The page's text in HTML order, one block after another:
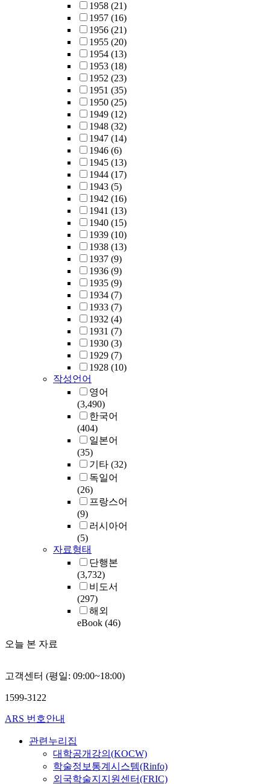
1958 (21)
1957 (16)
1956 (21)
1955 (20)
1954 (13)
1953 (18)
1952 (23)
1951 (35)
1950 (25)
1949 (12)
1948 (32)
1947 (14)
1946 (6)
1945 (13)
1944 (17)
1943 (5)
1942 (16)
1941 (13)
1940 (15)
1939 (10)
1938 (13)
1937 (9)
1936 (9)
1935 (9)
1934 (7)
1933 (7)
1932 (4)
1931 (7)
1930 (3)
1929 (7)
1928 (10)
작성언어
영어
(3,490)
한국어
(404)
일본어
(35)
기타 (32)
독일어
(26)
프랑스어
(9)
러시아어
(5)
자료형태
단행본
(3,732)
비도서
(297)
해외
eBook (46)
오늘 본 자료
고객센터 (평일: 09:00~18:00)
1599-3122
ARS 번호안내
관련누리집
대학공개강의(KOCW)
학술정보통계시스템(Rinfo)
외국학술지지원센터(FRIC)